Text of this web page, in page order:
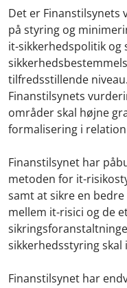
Det er Finanstilsynets
på styring og
it-sikkerhedspolitik
tilfredsstillende
Finanstilsynets
områder skal højne
formalisering i
Finanstilsynet har
metoden for it-
samt at sikre en
mellem it-risici og de
sikkerhedsstyring
Finanstilsynet har